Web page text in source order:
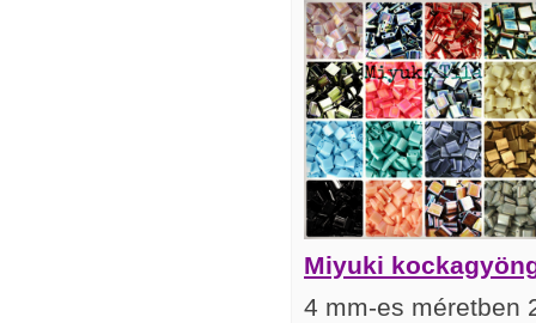
Miyuki
4 mm-es méretben